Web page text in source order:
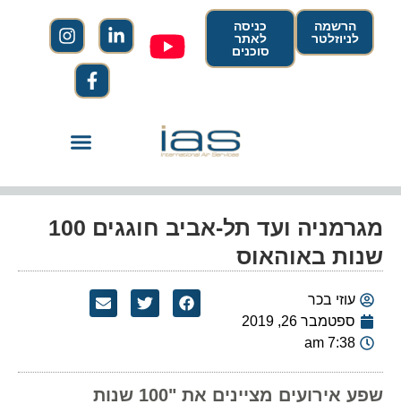
הרשמה
לניוזלטר
כניסה
לאתר
סוכנים
מגרמניה ועד תל-אביב חוגגים 100
שנות באוהאוס
עוזי בכר
ספטמבר 26, 2019
7:38 am
שפע אירועים מציינים את "100 שנות